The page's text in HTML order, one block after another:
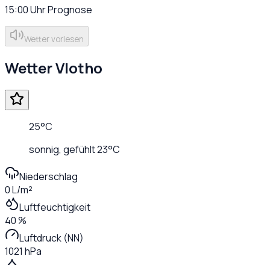
15:00UhrPrognose
Wetter vorlesen
WetterVlotho
25°C
sonnig, gefühlt23°C
Niederschlag
0 L/m²
Luftfeuchtigkeit
40 %
Luftdruck (NN)
1021 hPa